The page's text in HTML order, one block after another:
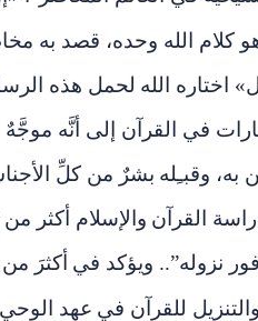
كلام الله وحده، قصد به
الله لحمل هذه
في القرآن إلى أنَّه
به، وقبـِله بشرٌ من كلِّ
القرآن والإسلام أكثر
نزوله”.. ويؤكد في أكثرَ
للقرآن في عهد الوحي